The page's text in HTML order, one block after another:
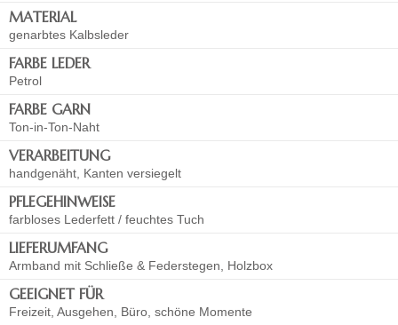
MATERIAL
genarbtes Kalbsleder
FARBE LEDER
Petrol
FARBE GARN
Ton-in-Ton-Naht
VERARBEITUNG
handgenäht, Kanten versiegelt
PFLEGEHINWEISE
farbloses Lederfett / feuchtes Tuch
LIEFERUMFANG
Armband mit Schließe & Federstegen, Holzbox
GEEIGNET FÜR
Freizeit, Ausgehen, Büro, schöne Momente